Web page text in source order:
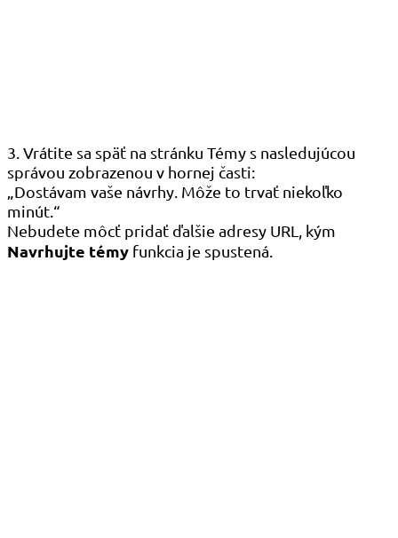
3. Vrátite sa späť na stránku Témy s nasledujúcou
správou zobrazenou v hornej časti:
„Dostávam vaše návrhy. Môže to trvať niekoľko
minút.“
Nebudete môcť pridať ďalšie adresy URL, kým
Navrhujte témy funkcia je spustená.